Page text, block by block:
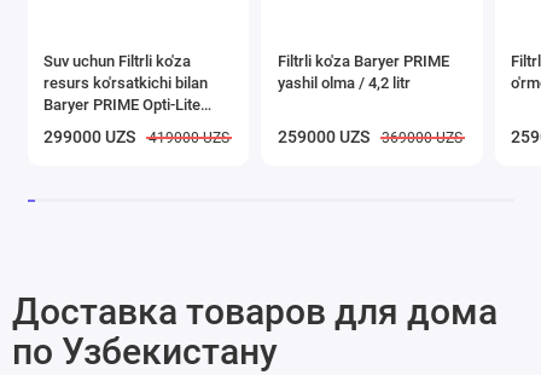
Suv uchun Filtrli ko'za
resurs ko'rsatkichi bilan
Baryer PRIME Opti-Lite
yashil olma, 4,2l
299000 UZS 419000 UZS
Filtrli ko'za Baryer PRIME
yashil olma / 4,2 litr
259000 UZS 369000 UZS
Доставка товаров для дома
по Узбекистану